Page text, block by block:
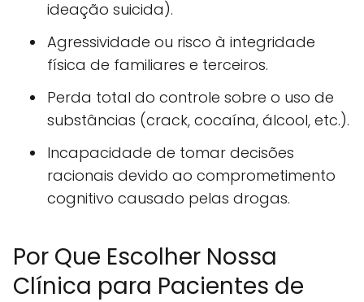
ideação suicida).
Agressividade ou risco à integridade
física de familiares e terceiros.
Perda total do controle sobre o uso de
substâncias (crack, cocaína, álcool, etc.).
Incapacidade de tomar decisões
racionais devido ao comprometimento
cognitivo causado pelas drogas.
Por Que Escolher Nossa
Clínica para Pacientes de